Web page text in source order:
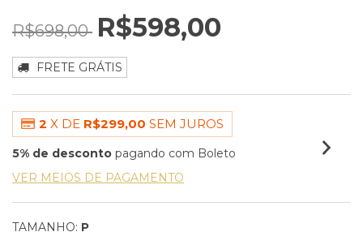
R$698,00 R$598,00
FRETE GRÁTIS
2 X DE R$299,00 SEM JUROS
5% de desconto pagando com Boleto
VER MEIOS DE PAGAMENTO
TAMANHO: P